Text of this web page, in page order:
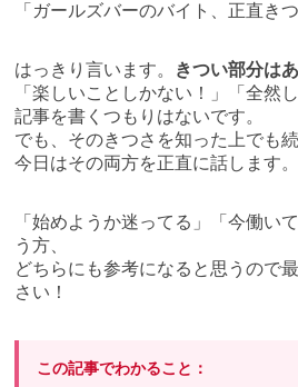
「ガールズバーのバイト、正直き
はっきり言います。 きつい部分は
「楽しいことしかない！」「全然
記事を書くつもりはないです。
でも、そのきつさを知った上でも
今日はその両方を正直に話します。
「始めようか迷ってる」「今働い
う方、
どちらにも参考になると思うので
さい！
この記事でわかること：